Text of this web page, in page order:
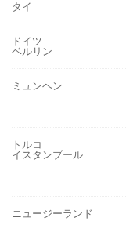
タイ
ドイツ
ベルリン
ミュンヘン
トルコ
イスタンブール
ニュージーランド